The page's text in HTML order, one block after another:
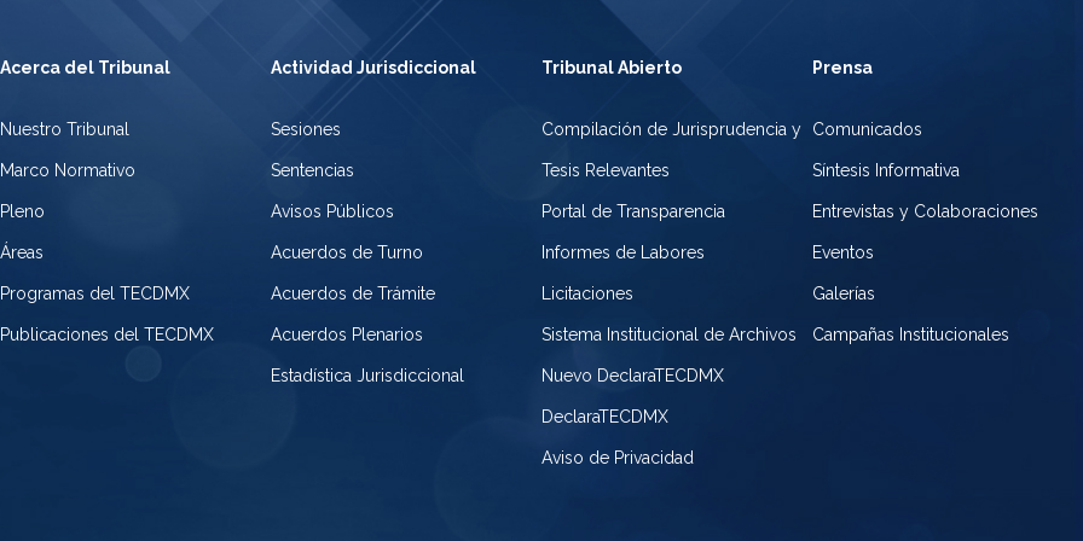
Acerca del Tribunal
Nuestro Tribunal
Marco Normativo
Pleno
Áreas
Programas del TECDMX
Publicaciones del TECDMX
Actividad Jurisdiccional
Sesiones
Sentencias
Avisos Públicos
Acuerdos de Turno
Acuerdos de Trámite
Acuerdos Plenarios
Estadística Jurisdiccional
Tribunal Abierto
Compilación de Jurisprudencia y
Tesis Relevantes
Portal de Transparencia
Informes de Labores
Licitaciones
Sistema Institucional de Archivos
Nuevo DeclaraTECDMX
DeclaraTECDMX
Aviso de Privacidad
Prensa
Comunicados
Síntesis Informativa
Entrevistas y Colaboraciones
Eventos
Galerías
Campañas Institucionales